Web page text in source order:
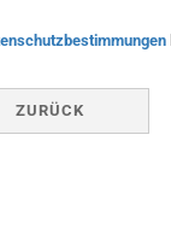
ZURÜCK